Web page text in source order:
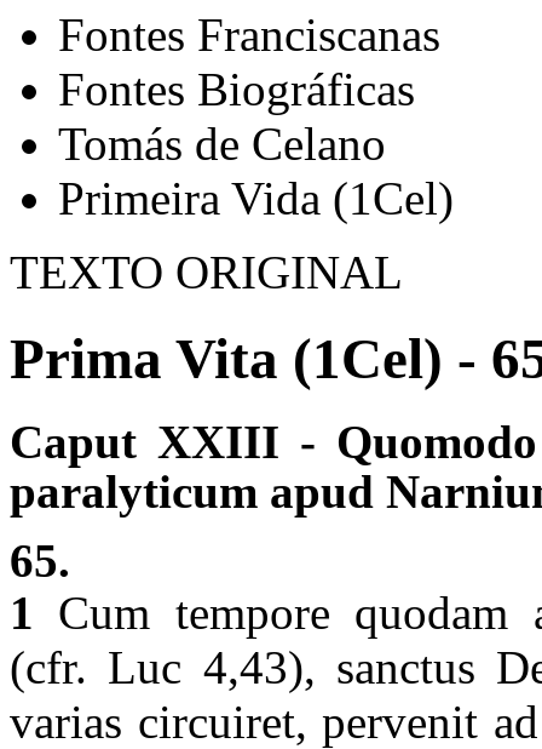
Fontes Franciscanas
Fontes Biográficas
Tomás de Celano
Primeira Vida (1Cel)
TEXTO ORIGINAL
Prima Vita (1Cel) -
Caput XXIII -
paralyticum apud
65.
1 Cum tempore quodam
(cfr. Luc 4,43), sanctus
varias circuiret, pervenit